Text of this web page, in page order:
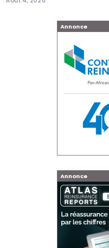
Annonce
Annonce